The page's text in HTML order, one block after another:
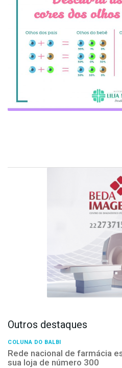
Tecnologia
Sistemas
Outros destaques
COLUNA DO BALBI
Rede nacional de farmácia
sua loja de número 300